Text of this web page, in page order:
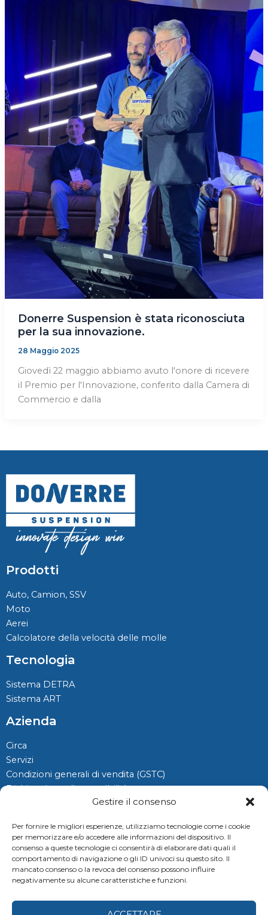
Gestire il consenso
Per fornire le migliori esperienze, utilizziamo tecnologie come i cookie
per memorizzare e/o accedere alle informazioni del dispositivo. Il
consenso a queste tecnologie ci consentirà di elaborare dati quali il
comportamento di navigazione o gli ID univoci su questo sito. Il
mancato consenso o la revoca del consenso possono influire
negativamente su alcune caratteristiche e funzioni.
Donerre Suspension è stata riconosciuta
per la sua innovazione.
28 Maggio 2025
Giovedì 22 maggio abbiamo avuto l'onore di ricevere
il Premio per l'Innovazione, conferito dalla Camera di
Commercio e dalla
Prodotti
Auto, Camion, SSV
Moto
Aerei
Calcolatore della velocità delle molle
Tecnologia
Sistema DETRA
Sistema ART
Azienda
Circa
Servizi
Condizioni generali di vendita (GSTC)
Dichiarazione di accessibilità
Informativa sui cookie (UE)